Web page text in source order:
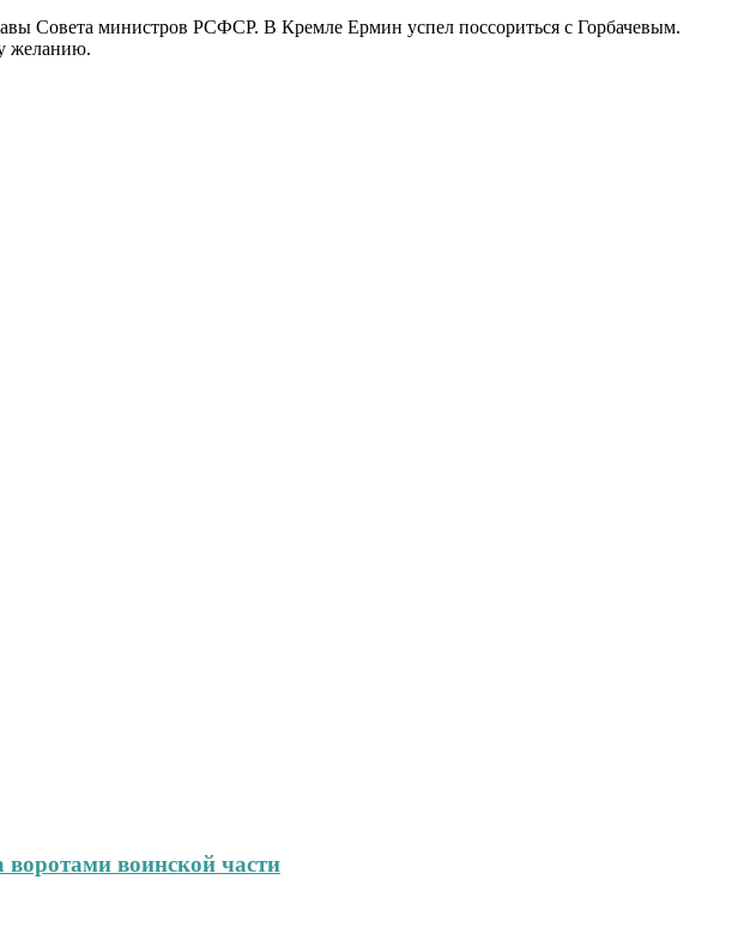
Совета министров РСФСР. В Кремле Ермин успел поссориться с Горбачевым.
желанию.
воинской части